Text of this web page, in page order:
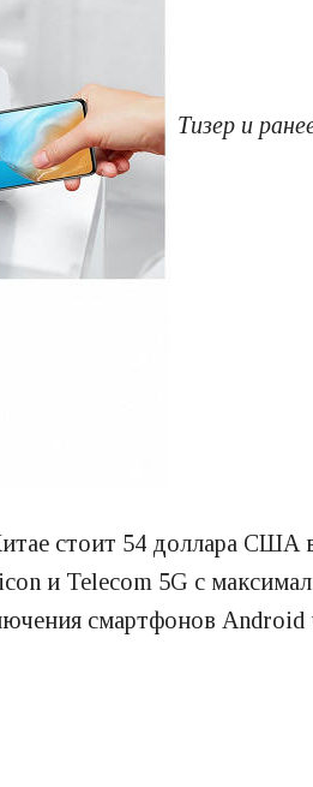
Тизер и
стоит 54 доллара США
и Telecom 5G с
смартфонов Android